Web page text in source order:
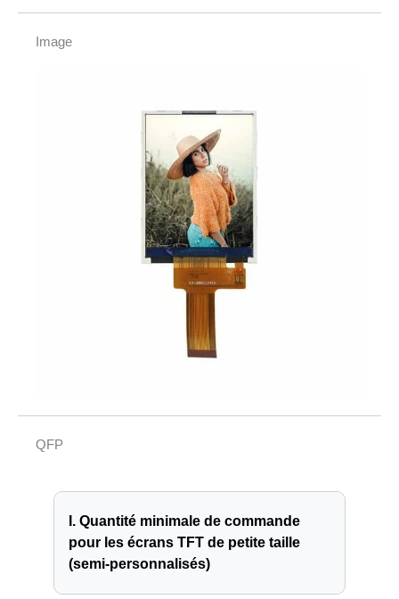
Image
QFP
I. Quantité minimale de commande
pour les écrans TFT de petite taille
(semi-personnalisés)